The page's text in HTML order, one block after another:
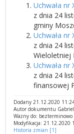
Uchwała nr
z dnia 24
gminy
Uchwała nr
z dnia 24
Wieloletniej
Uchwała nr
z dnia 24
finansowej
Dodany 21.12.2020
Autor dokumentu
Ważny do: bezterminowo
Modyfikacja: 21.12.2020
Historia zmian [1]